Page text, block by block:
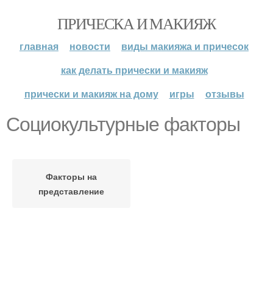
ПРИЧЕСКА И МАКИЯЖ
главная новости
виды макияжа и причесок
как делать прически и макияж
прически и макияж на дому
игры отзывы
Социокультурные факторы
Факторы на
представление